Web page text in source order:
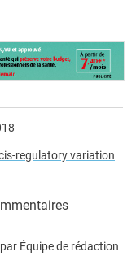
regulatory variation
par Équipe de rédaction